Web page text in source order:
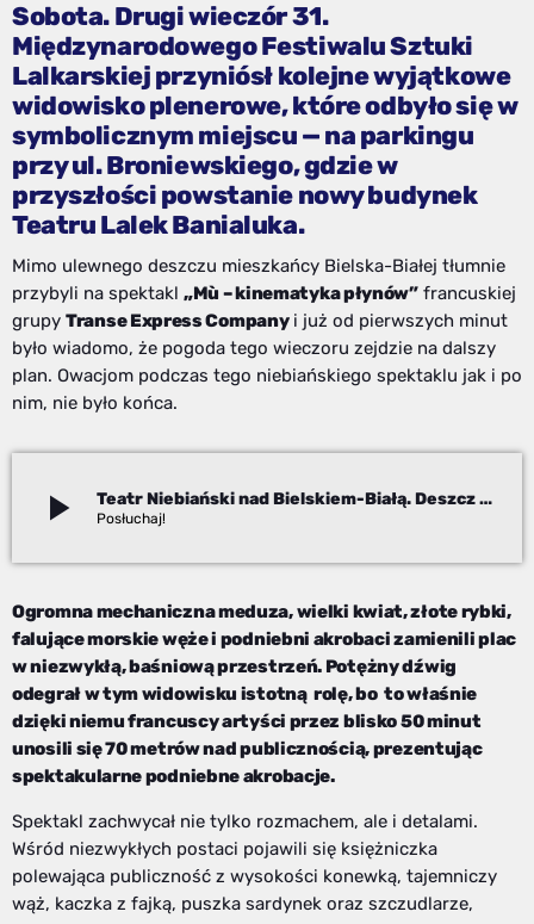
Sobota. Drugi wieczór 31.
Międzynarodowego Festiwalu Sztuki
Lalkarskiej przyniósł kolejne wyjątkowe
widowisko plenerowe, które odbyło się w
symbolicznym miejscu — na parkingu
przy ul. Broniewskiego, gdzie w
przyszłości powstanie nowy budynek
Teatru Lalek Banialuka.
Mimo ulewnego deszczu mieszkańcy Bielska-Białej tłumnie
przybyli na spektakl „Mù – kinematyka płynów”francuskiej
grupy Transe Express Companyi już od pierwszych minut
było wiadomo, że pogoda tego wieczoru zejdzie na dalszy
plan. Owacjom podczas tego niebiańskiego spektaklu jak i po
nim, nie było końca.
play_arrow Teatr Niebiański nad Bielskiem-Białą. Deszcz nie przeszkodził w magicznym widowisku!
Ogromna mechaniczna meduza, wielki kwiat, złote rybki,
falujące morskie węże i podniebni akrobaci zamienili plac
w niezwykłą, baśniową przestrzeń. Potężny dźwig
odegrał w tym widowisku istotną rolę, bo to właśnie
dzięki niemu francuscy artyści przez blisko 50 minut
unosili się 70 metrów nad publicznością, prezentując
spektakularne podniebne akrobacje.
Spektakl zachwycał nie tylko rozmachem, ale i detalami.
Wśród niezwykłych postaci pojawili się księżniczka
polewająca publiczność z wysokości konewką, tajemniczy
wąż, kaczka z fajką, puszka sardynek oraz szczudlarze,